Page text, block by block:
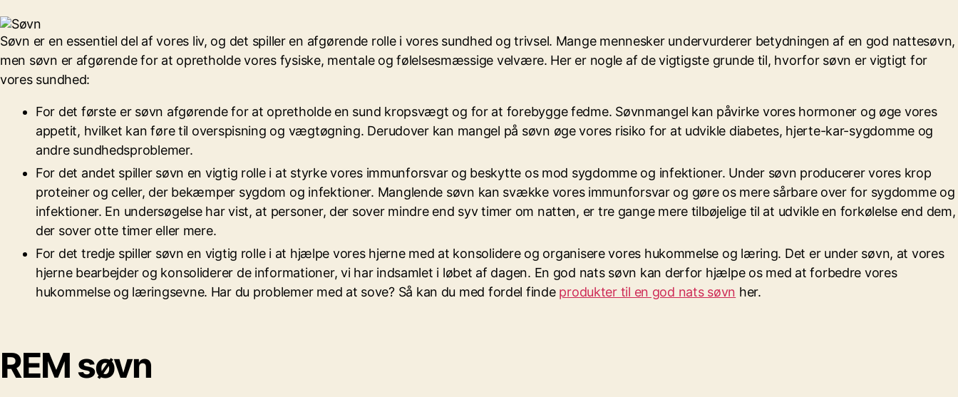
Søvn er en essentiel del af vores liv, og det spiller en afgørende rolle i vores sundhed og trivsel. Mange mennesker undervurderer betydningen af en god nattesøvn,
men søvn er afgørende for at opretholde vores fysiske, mentale og følelsesmæssige velvære. Her er nogle af de vigtigste grunde til, hvorfor søvn er vigtigt for
vores sundhed:
For det første er søvn afgørende for at opretholde en sund kropsvægt og for at forebygge fedme. Søvnmangel kan påvirke vores hormoner og øge vores
appetit, hvilket kan føre til overspisning og vægtøgning. Derudover kan mangel på søvn øge vores risiko for at udvikle diabetes, hjerte-kar-sygdomme og
andre sundhedsproblemer.
For det andet spiller søvn en vigtig rolle i at styrke vores immunforsvar og beskytte os mod sygdomme og infektioner. Under søvn producerer vores krop
proteiner og celler, der bekæmper sygdom og infektioner. Manglende søvn kan svække vores immunforsvar og gøre os mere sårbare over for sygdomme og
infektioner. En undersøgelse har vist, at personer, der sover mindre end syv timer om natten, er tre gange mere tilbøjelige til at udvikle en forkølelse end dem,
der sover otte timer eller mere.
For det tredje spiller søvn en vigtig rolle i at hjælpe vores hjerne med at konsolidere og organisere vores hukommelse og læring. Det er under søvn, at vores
hjerne bearbejder og konsoliderer de informationer, vi har indsamlet i løbet af dagen. En god nats søvn kan derfor hjælpe os med at forbedre vores
hukommelse og læringsevne. Har du problemer med at sove? Så kan du med fordel finde produkter til en god nats søvn her.
REM søvn